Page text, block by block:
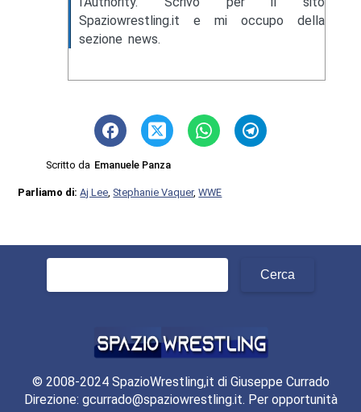
Spaziowrestling.it e mi occupo della
sezione news.
Scritto da Emanuele Panza
Parliamo di:Aj Lee ,Stephanie Vaquer,WWE
© 2008-2024 SpazioWrestling,it di Giuseppe Currado
Direzione: gcurrado@spaziowrestling.it. Per opportunità